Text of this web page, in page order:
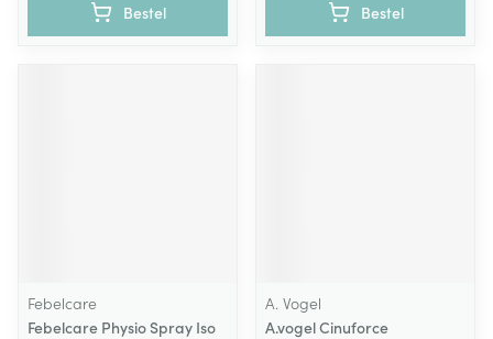
Bestel Bestel
Febelcare
Febelcare Physio Spray Iso
A. Vogel
A.vogel Cinuforce